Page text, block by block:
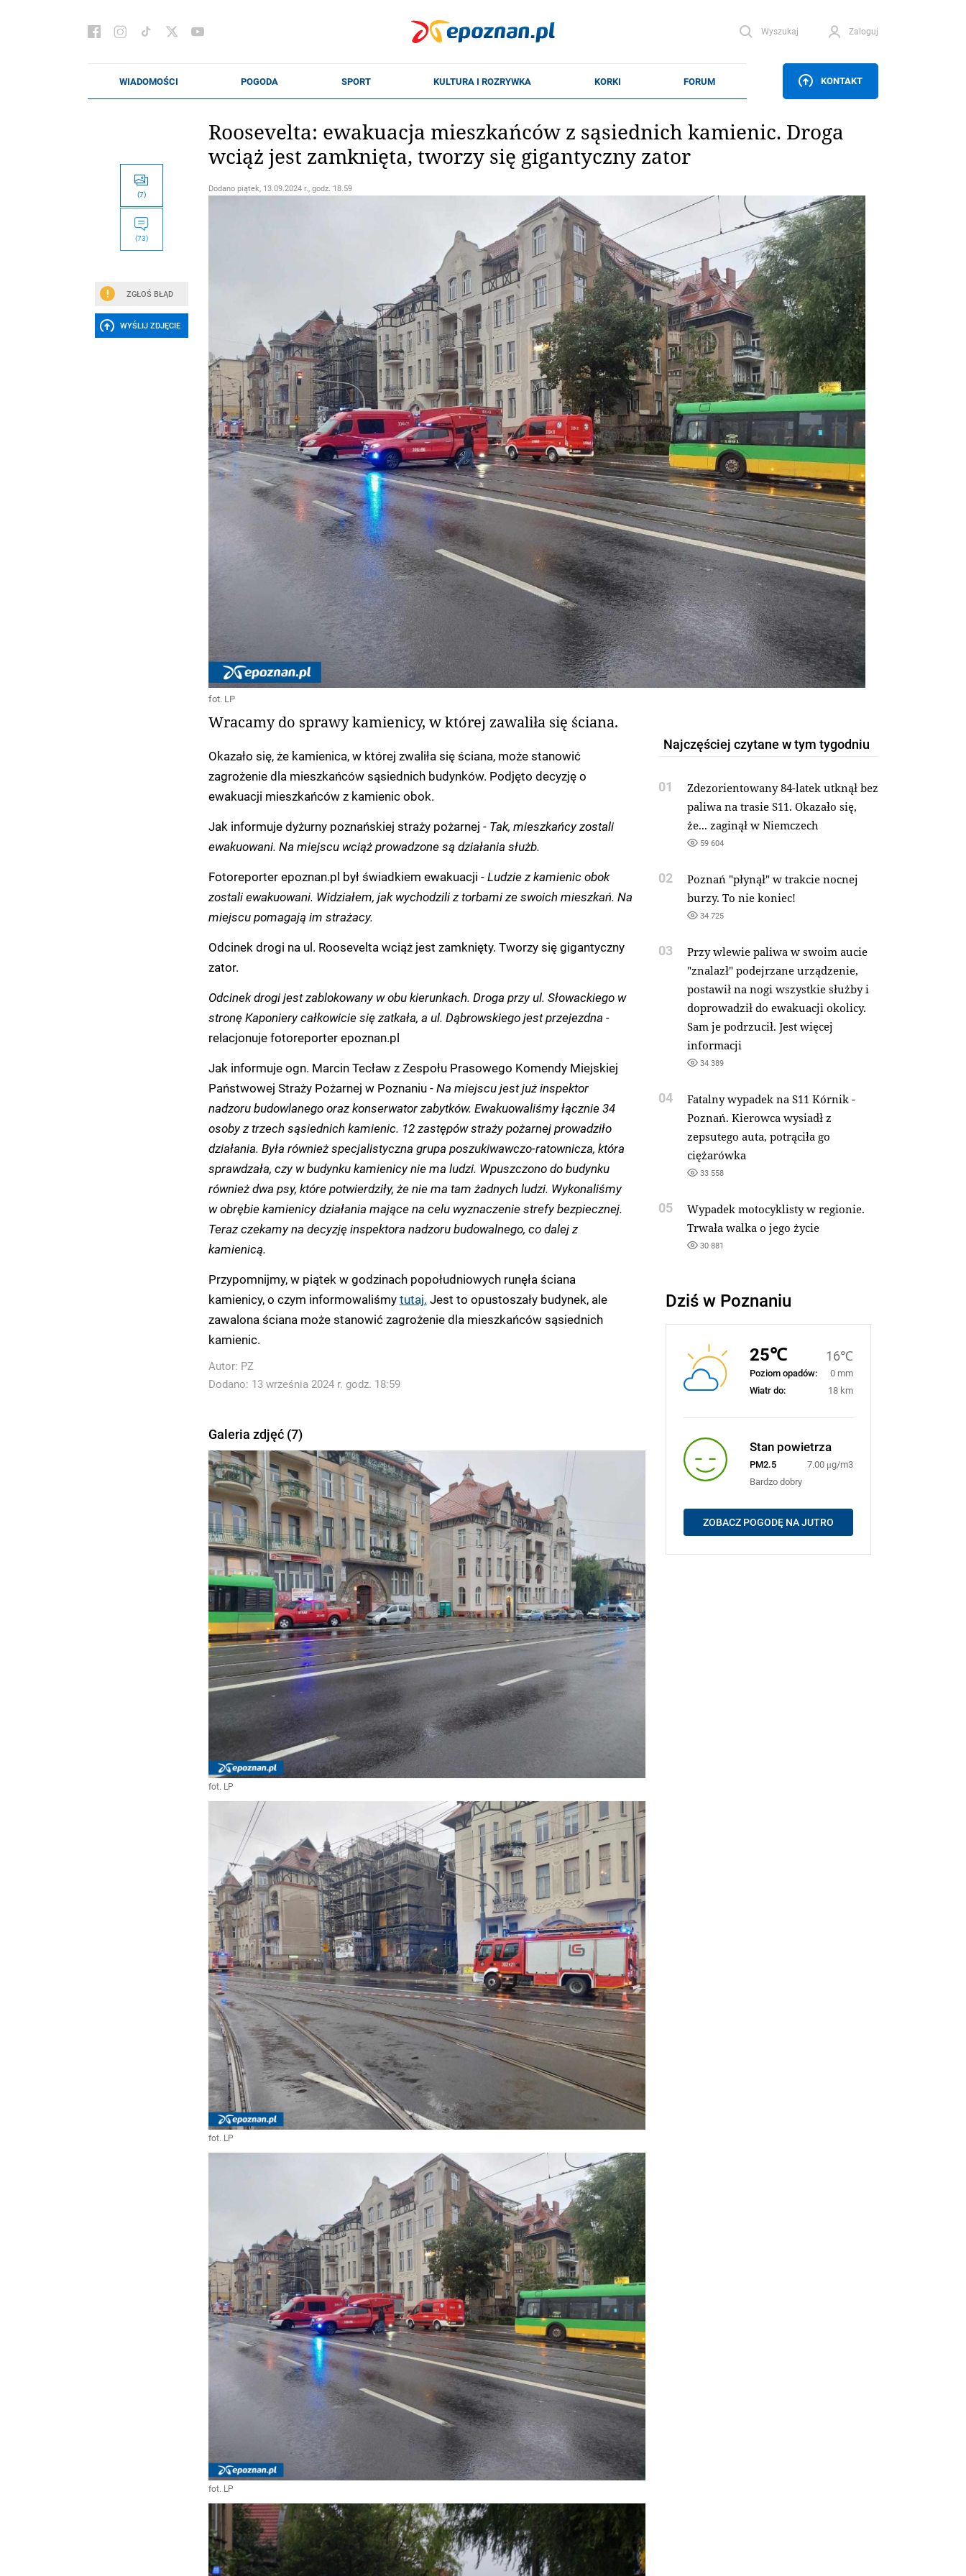
Wyszukaj Zaloguj
KONTAKT
(7)
(73)
ZGŁOŚ BŁĄD
WYŚLIJ ZDJĘCIE
Roosevelta: ewakuacja mieszkańców z sąsiednich kamienic. Droga
wciąż jest zamknięta, tworzy się gigantyczny zator
Dodano piątek, 13.09.2024 r., godz. 18.59
fot. LP
Wracamy do sprawy kamienicy, w której zawaliła się ściana.
Okazało się, że kamienica, w której zwaliła się ściana, może stanowić
zagrożenie dla mieszkańców sąsiednich budynków. Podjęto decyzję o
ewakuacji mieszkańców z kamienic obok.
Jak informuje dyżurny poznańskiej straży pożarnej - Tak, mieszkańcy zostali
ewakuowani. Na miejscu wciąż prowadzone są działania służb.
Fotoreporter epoznan.pl był świadkiem ewakuacji -Ludzie z kamienic obok
zostali ewakuowani. Widziałem, jak wychodzili z torbami ze swoich mieszkań. Na
miejscu pomagają im strażacy.
Odcinek drogi na ul. Roosevelta wciąż jest zamknięty. Tworzy się gigantyczny
zator.
Odcinek drogi jest zablokowany w obu kierunkach. Droga przy ul. Słowackiego w
stronę Kaponiery całkowicie się zatkała, a ul. Dąbrowskiego jest przejezdna -
relacjonuje fotoreporter epoznan.pl
Jak informuje ogn. Marcin Tecław z Zespołu Prasowego Komendy Miejskiej
Państwowej Straży Pożarnej w Poznaniu -Na miejscu jest już inspektor
nadzoru budowlanego oraz konserwator zabytków. Ewakuowaliśmy łącznie 34
osoby z trzech sąsiednich kamienic. 12 zastępów straży pożarnej prowadziło
działania. Była również specjalistyczna grupa poszukiwawczo-ratownicza, która
sprawdzała, czy w budynku kamienicy nie ma ludzi. Wpuszczono do budynku
również dwa psy, które potwierdziły, że nie ma tam żadnych ludzi. Wykonaliśmy
w obrębie kamienicy działania mające na celu wyznaczenie strefy bezpiecznej.
Teraz czekamy na decyzję inspektora nadzoru budowalnego, co dalej z
kamienicą.
Przypomnijmy, w piątek w godzinach popołudniowych runęła ściana
kamienicy, o czym informowaliśmytutaj. Jest to opustoszały budynek, ale
zawalona ściana może stanowić zagrożenie dla mieszkańców sąsiednich
kamienic.
Autor: PZ
Dodano: 13 września 2024 r. godz. 18:59
Galeria zdjęć (7)
fot. LP
fot. LP
fot. LP
Najczęściej czytane w tym tygodniu
01
Zdezorientowany 84-latek utknął bez
paliwa na trasie S11. Okazało się,
że... zaginął w Niemczech
59 604
02
Poznań "płynął" w trakcie nocnej
burzy. To nie koniec!
34 725
03
Przy wlewie paliwa w swoim aucie
"znalazł" podejrzane urządzenie,
postawił na nogi wszystkie służby i
doprowadził do ewakuacji okolicy.
Sam je podrzucił. Jest więcej
informacji
34 389
04
Fatalny wypadek na S11 Kórnik -
Poznań. Kierowca wysiadł z
zepsutego auta, potrąciła go
ciężarówka
33 558
05
Wypadek motocyklisty w regionie.
Trwała walka o jego życie
30 881
Dziś w Poznaniu
25℃ 16℃
Poziom opadów:
0 mm
Wiatr do:
18 km
Stan powietrza
PM2.5
7.00 μg/m3
Bardzo dobry
ZOBACZ POGODĘ NA JUTRO